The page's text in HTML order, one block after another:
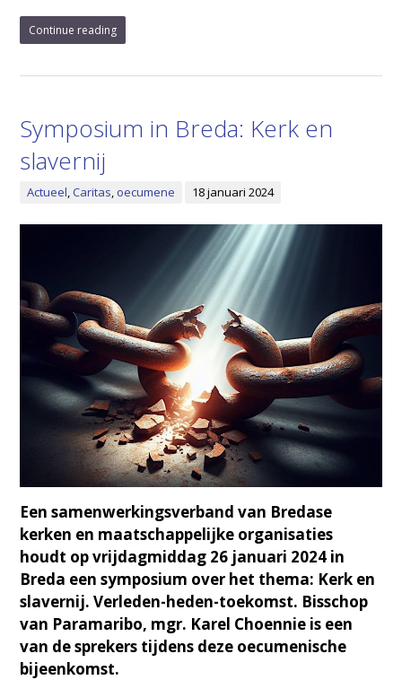
Continue reading
Symposium in Breda: Kerk en
slavernij
Actueel,Caritas, oecumene 18 januari 2024
Een samenwerkingsverband van Bredase
kerken en maatschappelijke organisaties
houdt op vrijdagmiddag 26 januari 2024 in
Breda een symposium over het thema: Kerk en
slavernij. Verleden-heden-toekomst. Bisschop
van Paramaribo, mgr. Karel Choennie is een
van de sprekers tijdens deze oecumenische
bijeenkomst.